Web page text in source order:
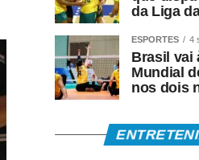
da Liga
ESPORTES 4
Brasil vai
Mundial
nos dois